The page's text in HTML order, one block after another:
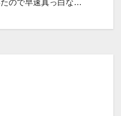
ので早速真っ白な…